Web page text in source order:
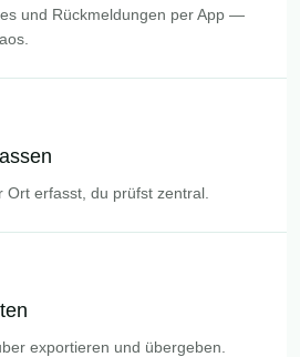
und Rückmeldungen per App —
Ort erfasst, du prüfst zentral.
exportieren und übergeben.